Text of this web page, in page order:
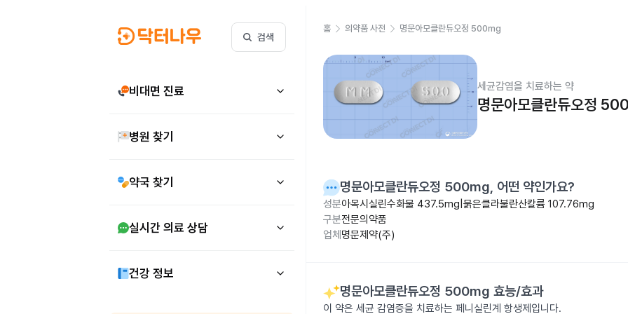
검색
비대면 진료
병원 찾기
약국 찾기
실시간 의료 상담
건강 정보
홈 의약품 사전 명문아모클란듀오정 500mg
세균감염을 치료하는 약
명문아모클란듀오정
명문아모클란듀오정 500mg, 어떤 약인가요?
성분아목시실린수화물 437.5mg|묽은클라불란산칼륨 107.76mg
구분전문의약품
업체 명문제약(주)
명문아모클란듀오정 500mg 효능/효과
이 약은 세균 감염증을 치료하는 페니실린계 항생제입니다.